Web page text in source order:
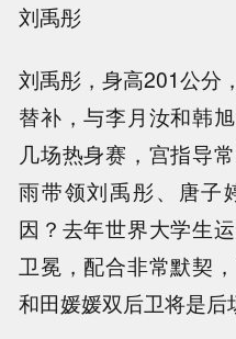
刘禹彤
刘禹彤，身高201公分
替补，与李月汝和韩
几场热身赛，宫指导
雨带领刘禹彤、唐子
因？去年世界大学生
卫冕，配合非常默契
和田媛媛双后卫将是后